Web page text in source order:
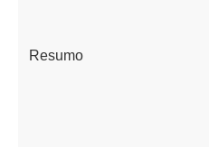
Resumo